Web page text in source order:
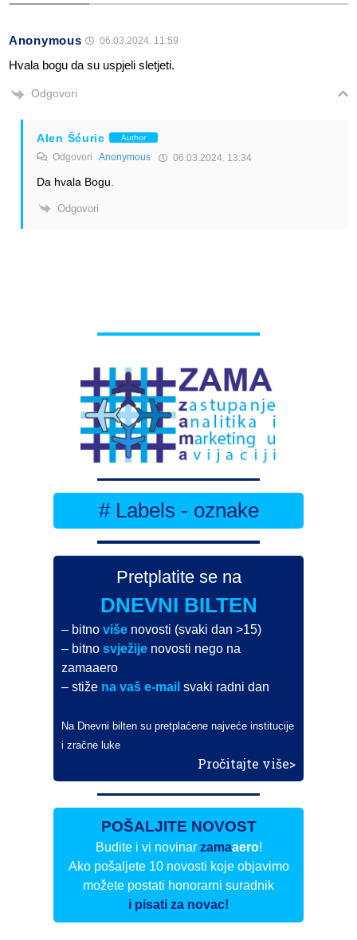
Anonymous 06.03.2024. 11:59
Hvala bogu da su uspjeli sletjeti.
Odgovori
Alen Šćuric Author
Odgovori Anonymous 06.03.2024. 13:34
Da hvala Bogu.
Odgovori
# Labels - oznake
Pretplatite se na
DNEVNI BILTEN
– bitnoviše novosti (svaki dan >15)
– bitnosvježije novosti nego na
zamaaero
– stiže na vaš e-mail svaki radni dan
Na Dnevni bilten su pretplaćene najveće institucije
i zračne luke
Pročitajte više>
POŠALJITE NOVOST
Budite i vi novinar zamaaero!
Ako pošaljete 10 novosti koje objavimo
možete postati honorarni suradnik
i pisati za novac!